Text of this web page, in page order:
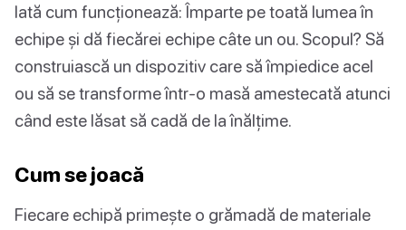
Iată cum funcționează: Împarte pe toată lumea în
echipe și dă fiecărei echipe câte un ou. Scopul? Să
construiască un dispozitiv care să împiedice acel
ou să se transforme într-o masă amestecată atunci
când este lăsat să cadă de la înălțime.
Cum se joacă
Fiecare echipă primește o grămadă de materiale